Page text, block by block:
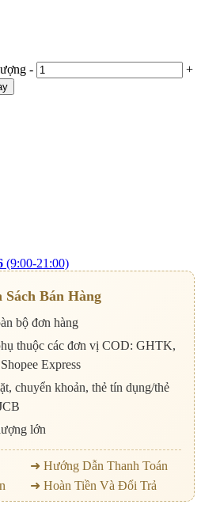
- +
(9:00-21:00)
Sách Bán Hàng
bộ đơn hàng
thuộc các đơn vị COD: GHTK,
Express
chuyển khoản, thẻ tín dụng/thẻ
lớn
➜ Hướng Dẫn Thanh Toán
➜ Hoàn Tiền Và Đổi Trả